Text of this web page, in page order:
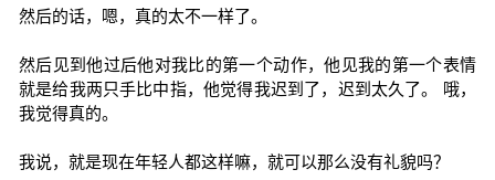
然后的话，嗯，真的太不一样了。
然后见到他过后他对我比的第一个动作，他见我的第一个表情
就是给我两只手比中指，他觉得我迟到了，迟到太久了。 哦，
我觉得真的。
我说，就是现在年轻人都这样嘛，就可以那么没有礼貌吗？